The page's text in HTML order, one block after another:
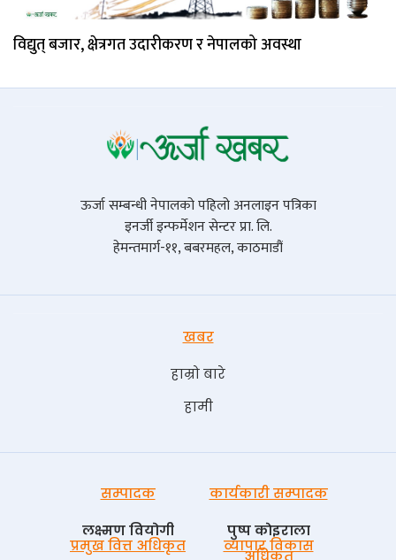
विद्युत् बजार, क्षेत्रगत उदारीकरण र नेपालको अवस्था
ऊर्जा सम्बन्धी नेपालको पहिलो अनलाइन पत्रिका
इनर्जी इन्फर्मेशन सेन्टर प्रा. लि.
हेमन्तमार्ग-११, बबरमहल, काठमाडौं
खबर
हाम्रो बारे
हामी
सम्पादक
लक्ष्मण वियोगी
कार्यकारी सम्पादक
पुष्प काेइराला
प्रमुख वित्त अधिकृत
व्यापार विकास
अधिकृत